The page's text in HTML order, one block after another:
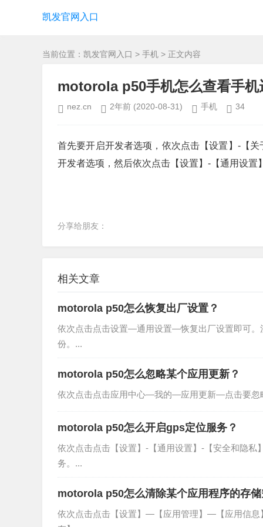
凯发官网入口
当前位置： 凯发官网入口 > 手机 > 正文内容
motorola p50手机怎么查看手
nez.cn 2年前 (2020-08-31) 手机 34
首先要开启开发者选项，依次点击【设置】-【
开发者选项，然后依次点击【设置】-【通用设
分享给朋友：
相关文章
motorola p50怎么恢复出厂设置？
依次点击点击设置—通用设置—恢复出厂设置即可。
份。...
motorola p50怎么忽略某个应用更新？
依次点击点击应用中心—我的—应用更新—点击要忽
motorola p50怎么开启gps定位服务？
依次点击点击【设置】-【通用设置】-【安全和隐
务。...
motorola p50怎么清除某个应用程序的存
依次点击点击【设置】—【应用管理】—【应用信